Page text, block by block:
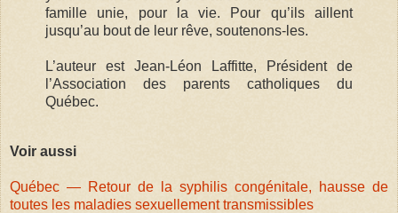
famille unie, pour la vie. Pour qu’ils aillent
jusqu’au bout de leur rêve, soutenons-les.
L’auteur est Jean-Léon Laffitte, Président de
l’Association des parents catholiques du
Québec.
Voir aussi
Québec — Retour de la syphilis congénitale, hausse de
toutes les maladies sexuellement transmissibles